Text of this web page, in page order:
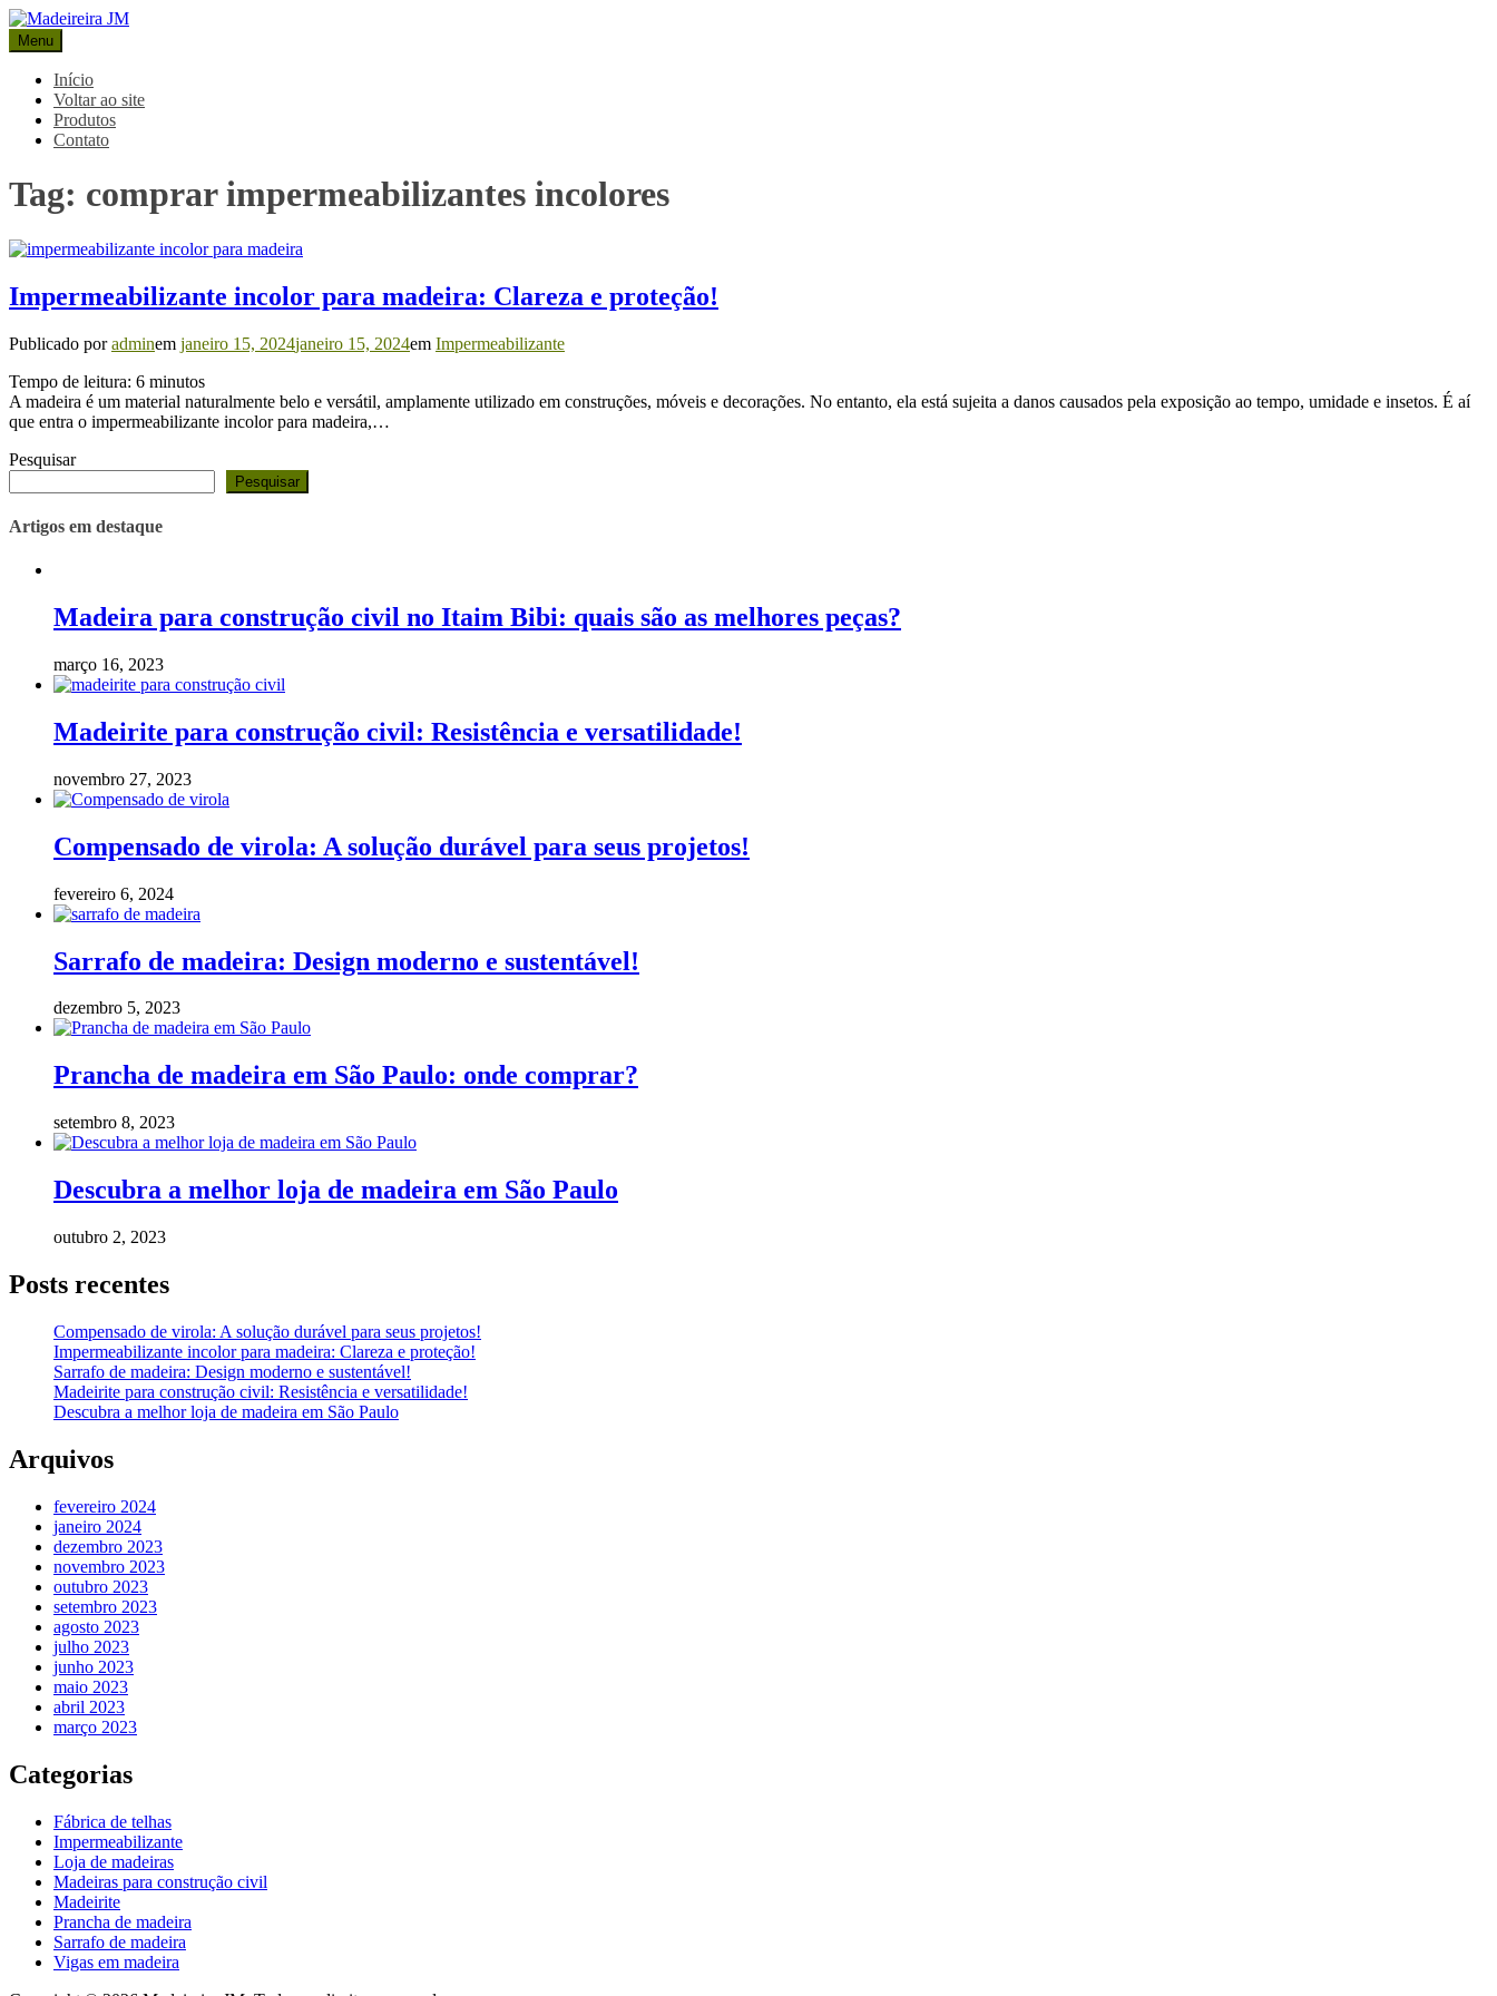
Pular
para
o
conteúdo
Madeireira JM
Blog Madeireira JM
Menu
Início
Voltar ao site
Produtos
Contato
Tag: comprar impermeabilizantes incolores
Impermeabilizante incolor para madeira: Clareza e proteção!
Publicado poradminem janeiro 15, 2024janeiro 15, 2024em Impermeabilizante
Tempo de leitura: 6 minutos
A madeira é um material naturalmente belo e versátil, amplamente utilizado em construções, móveis e decorações. No entanto, ela está sujeita a danos causados pela exposição ao tempo, umidade e insetos. É aí
que entra o impermeabilizante incolor para madeira,…
Pesquisar
Pesquisar
Artigos em destaque
Madeira para construção civil no Itaim Bibi: quais são as melhores peças?
março 16, 2023
Madeirite para construção civil: Resistência e versatilidade!
novembro 27, 2023
Compensado de virola: A solução durável para seus projetos!
fevereiro 6, 2024
Sarrafo de madeira: Design moderno e sustentável!
dezembro 5, 2023
Prancha de madeira em São Paulo: onde comprar?
setembro 8, 2023
Descubra a melhor loja de madeira em São Paulo
outubro 2, 2023
Posts recentes
Compensado de virola: A solução durável para seus projetos!
Impermeabilizante incolor para madeira: Clareza e proteção!
Sarrafo de madeira: Design moderno e sustentável!
Madeirite para construção civil: Resistência e versatilidade!
Descubra a melhor loja de madeira em São Paulo
Arquivos
fevereiro 2024
janeiro 2024
dezembro 2023
novembro 2023
outubro 2023
setembro 2023
agosto 2023
julho 2023
junho 2023
maio 2023
abril 2023
março 2023
Categorias
Fábrica de telhas
Impermeabilizante
Loja de madeiras
Madeiras para construção civil
Madeirite
Prancha de madeira
Sarrafo de madeira
Vigas em madeira